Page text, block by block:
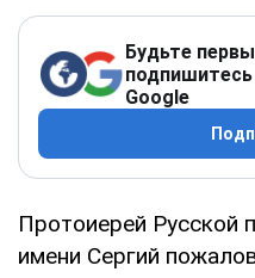
Будьте
подпишитесь
Google
Протоиерей Русской
имени Сергий